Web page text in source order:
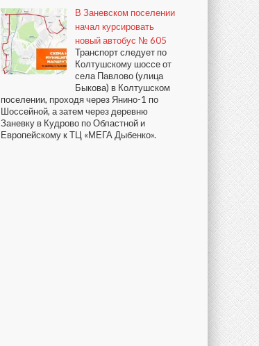
В Заневском поселении
начал курсировать
новый автобус № 605
Транспорт следует по
Колтушскому шоссе от
села Павлово (улица
Быкова) в Колтушском
поселении, проходя через Янино-1 по
Шоссейной, а затем через деревню
Заневку в Кудрово по Областной и
Европейскому к ТЦ «МЕГА Дыбенко».